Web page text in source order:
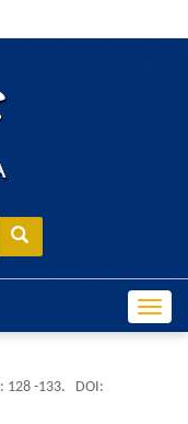
: 128 -133.
DOI: